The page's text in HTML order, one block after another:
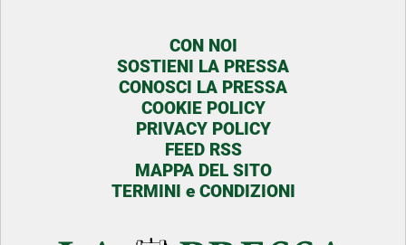
CON NOI
SOSTIENI LA PRESSA
CONOSCI LA PRESSA
COOKIE POLICY
PRIVACY POLICY
FEED RSS
MAPPA DEL SITO
TERMINI e CONDIZIONI